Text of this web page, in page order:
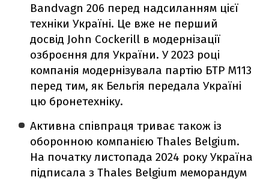
Bandvagn 206 перед надсиланням цієї
техніки Україні. Це вже не перший
досвід John Cockerill в модернізації
озброєння для України. У 2023 році
компанія модернізувала партію БТР M113
перед тим, як Бельгія передала Україні
цю бронетехніку.
Активна співпраця триває також із
оборонною компанією Thales Belgium.
На початку листопада 2024 року Україна
підписала з Thales Belgium меморандум